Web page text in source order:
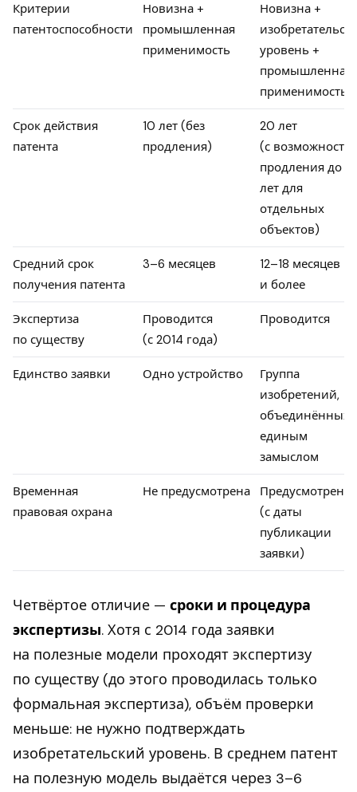
Критерии
патентоспособности
Новизна +
промышленная
применимость
Новизна +
уровень +
промышленная
применимость
Срок действия
патента
10 лет (без
продления)
20 лет
(с
продления до
лет для
отдельных
объектов)
Средний срок
получения патента
3–6 месяцев
12–18 месяцев
и более
Экспертиза
по существу
Проводится
(с 2014 года)
Проводится
Единство заявки Одно устройство
Группа
изобретений,
объединённых
единым
замыслом
Временная
правовая охрана
Не предусмотрена
Предусмотрена
(с даты
публикации
заявки)
Четвёртое отличие — сроки и процедура
экспертизы. Хотя с 2014 года заявки
на полезные модели проходят экспертизу
по существу (до этого проводилась только
формальная экспертиза), объём проверки
меньше: не нужно подтверждать
изобретательский уровень. В среднем патент
на полезную модель выдаётся через 3–6